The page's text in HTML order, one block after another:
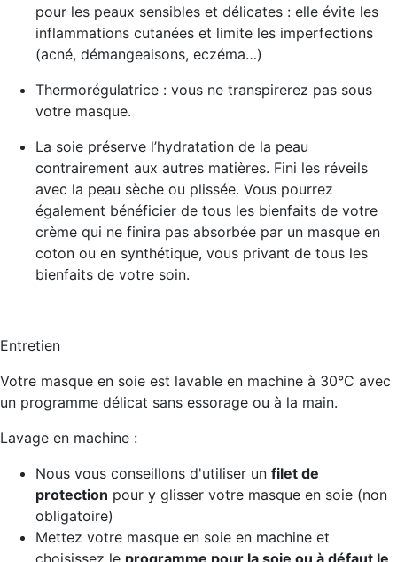
pour les peaux sensibles et délicates : elle évite les
inflammations cutanées et limite les imperfections
(acné, démangeaisons, eczéma…)
Thermorégulatrice : vous ne transpirerez pas sous
votre masque.
La soie préserve l’hydratation de la peau
contrairement aux autres matières. Fini les réveils
avec la peau sèche ou plissée. Vous pourrez
également bénéficier de tous les bienfaits de votre
crème qui ne finira pas absorbée par un masque en
coton ou en synthétique, vous privant de tous les
bienfaits de votre soin.
Entretien
Votre masque en soie est lavable en machine à 30°C avec
un programme délicat sans essorage ou à la main.
Lavage en machine :
Nous vous conseillons d'utiliser un filet de
protection pour y glisser votre masque en soie (non
obligatoire)
Mettez votre masque en soie en machine et
choisissez le programme pour la soie ou à défaut le